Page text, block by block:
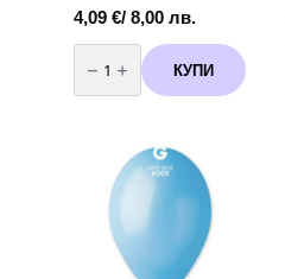
4,09 €/ 8,00 лв.
количество
за
Балон
-
фолио/-
Пепа
(Peppa
КУПИ